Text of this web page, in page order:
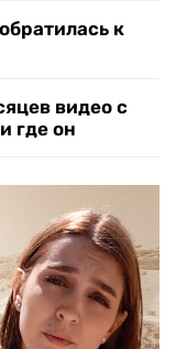
к
видео с
где он